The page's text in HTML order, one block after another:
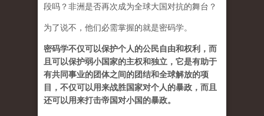
段吗？非洲是否再次成为全球大国对抗的舞台？
为了说不，他们必需掌握的就是密码学。
密码学不仅可以保护个人的公民自由和权利，而
且可以保护弱小国家的主权和独立，它是有助于
有共同事业的团体之间的团结和全球解放的项
目，不仅可以用来战胜国家对个人的暴政，而且
还可以用来打击帝国对小国的暴政。